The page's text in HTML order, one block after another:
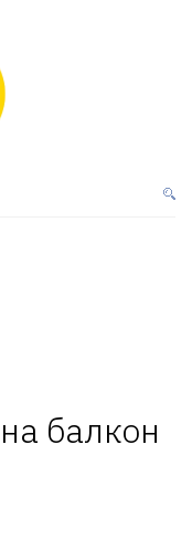
балкон